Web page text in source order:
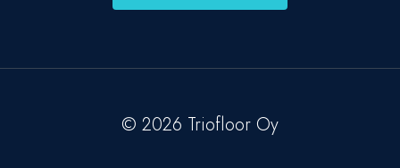
© 2026 Triofloor Oy